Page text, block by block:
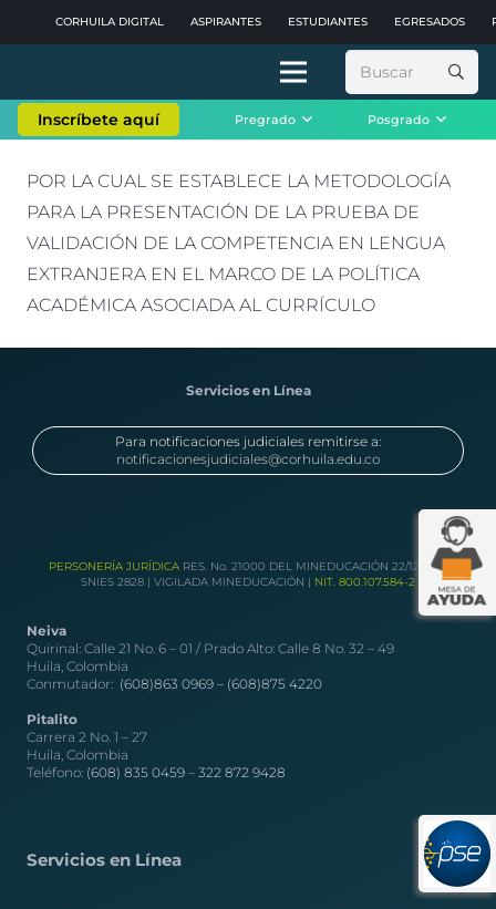
CORHUILA DIGITAL ASPIRANTES ESTUDIANTES EGRESADOS
Buscar:
Inscríbete aquí Pregrado Posgrado
POR LA CUAL SE ESTABLECE LA METODOLOGÍA
PARA LA PRESENTACIÓN DE LA PRUEBA DE
VALIDACIÓN DE LA COMPETENCIA EN LENGUA
EXTRANJERA EN EL MARCO DE LA POLÍTICA
ACADÉMICA ASOCIADA AL CURRÍCULO
Servicios en Línea
Para notificaciones judiciales remitirse a:
notificacionesjudiciales@corhuila.edu.co
PERSONERÍA JURÍDICA RES. No. 21000 DEL MINEDUCACIÓN 22/12/1989
SNIES 2828 | VIGILADA MINEDUCACIÓN | NIT. 800.107.584-2
Neiva
Quirinal: Calle 21 No. 6 – 01 / Prado Alto: Calle 8 No. 32 – 49
Huila, Colombia
Conmutador: (608)863 0969 – (608)875 4220
Pitalito
Carrera 2 No. 1 – 27
Huila, Colombia
Teléfono: (608) 835 0459 – 322 872 9428
Servicios en Línea